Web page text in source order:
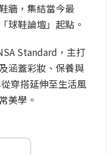
牆，集結當今最
球鞋論壇」起點。
Standard，主打
涵蓋彩妝、保養與
穿搭延伸至生活風
美學。